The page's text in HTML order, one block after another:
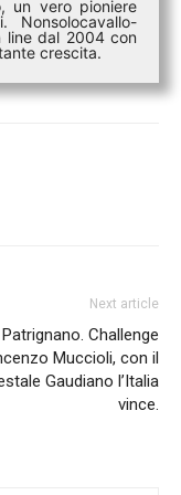
un vero pioniere
Nonsolocavallo-
line dal 2004 con
crescita.
Next article
Challenge
Muccioli, con il
Gaudiano l’Italia
vince.